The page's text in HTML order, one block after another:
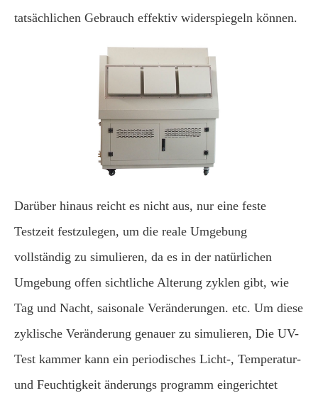
tatsächlichen Gebrauch effektiv widerspiegeln können.
Darüber hinaus reicht es nicht aus, nur eine feste
Testzeit festzulegen, um die reale Umgebung
vollständig zu simulieren, da es in der natürlichen
Umgebung offen sichtliche Alterung zyklen gibt, wie
Tag und Nacht, saisonale Veränderungen. etc. Um diese
zyklische Veränderung genauer zu simulieren, Die UV-
Test kammer kann ein periodisches Licht-, Temperatur-
und Feuchtigkeit änderungs programm eingerichtet